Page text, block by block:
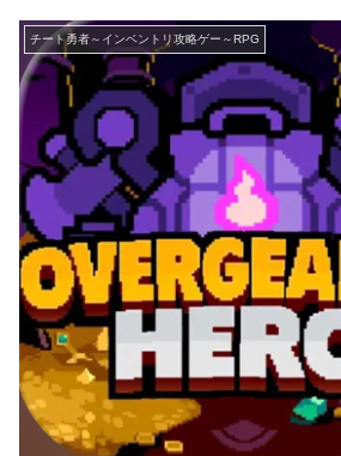
チート勇者～インベントリ攻略ゲー～RPG